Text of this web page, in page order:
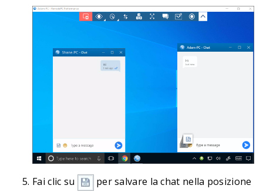
Fai clic su
per salvare la chat nella posizione